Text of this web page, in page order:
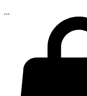
...